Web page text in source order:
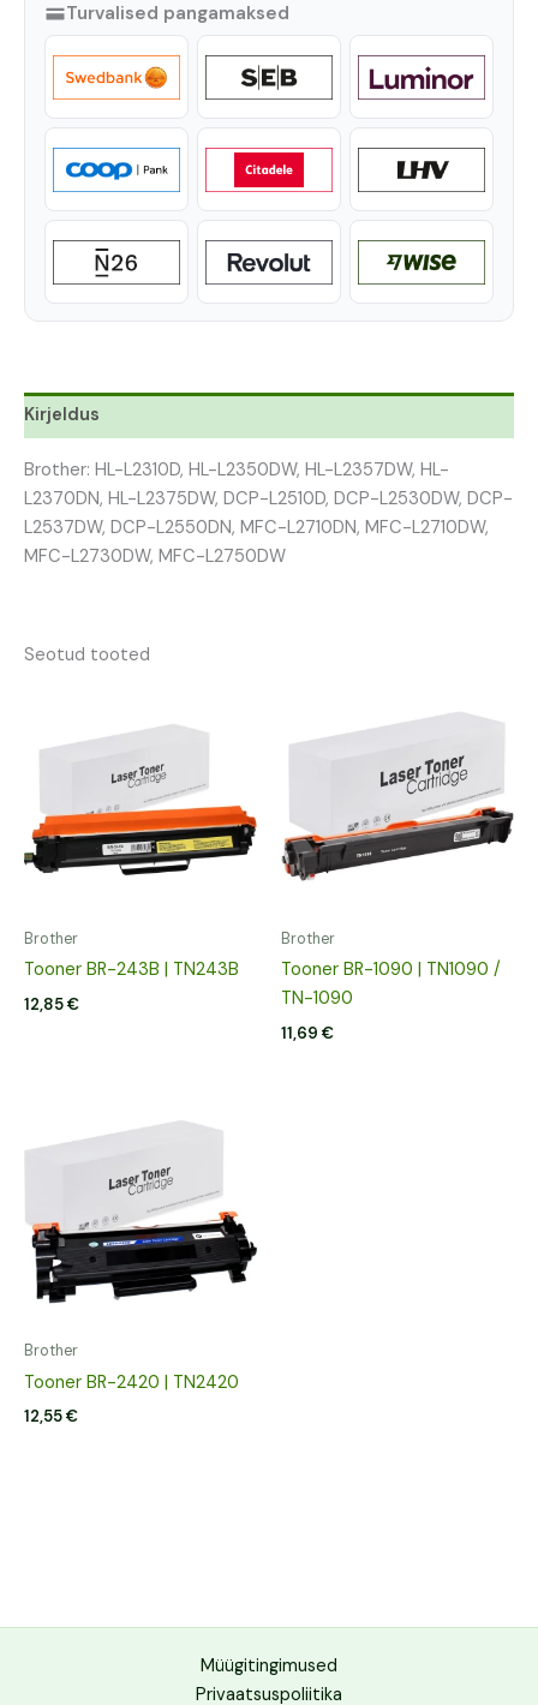
Turvalised pangamaksed
Kirjeldus
Brother: HL-L2310D, HL-L2350DW, HL-L2357DW, HL-
L2370DN, HL-L2375DW, DCP-L2510D, DCP-L2530DW, DCP-
L2537DW, DCP-L2550DN, MFC-L2710DN, MFC-L2710DW,
MFC-L2730DW, MFC-L2750DW
Seotud tooted
Brother
Tooner BR-243B | TN243B
12,85€
Brother
Tooner BR-1090 | TN1090 /
TN-1090
11,69 €
Brother
Tooner BR-2420 | TN2420
12,55€
Müügitingimused
Privaatsuspoliitika